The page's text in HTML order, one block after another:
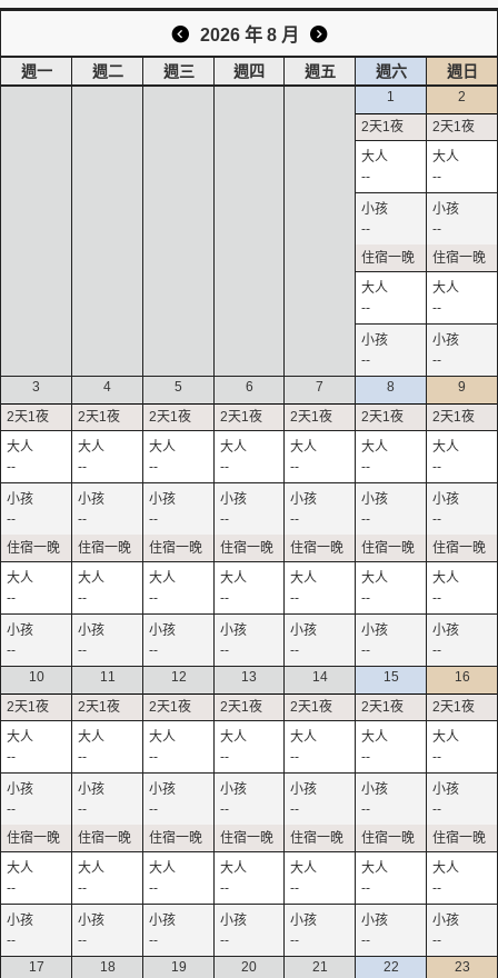
2026 年 8 月
週一 週二 週三 週四 週五 週六 週日
1
--
--
--
--
2
--
--
--
--
3
--
--
--
--
4
--
--
--
--
5
--
--
--
--
6
--
--
--
--
7
--
--
--
--
8
--
--
--
--
9
--
--
--
--
10
--
--
--
--
11
--
--
--
--
12
--
--
--
--
13
--
--
--
--
14
--
--
--
--
15
--
--
--
--
16
--
--
--
--
17
18 19 20 21 22 23